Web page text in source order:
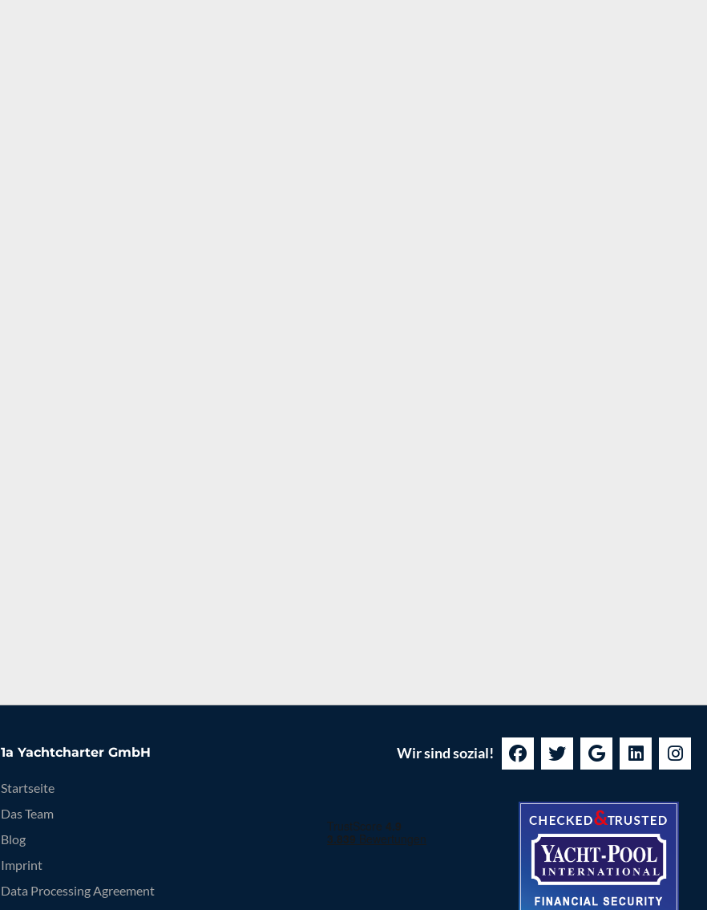
1a Yachtcharter GmbH
Startseite
Das Team
Blog
Imprint
Data Processing Agreement
Wir sind sozial!